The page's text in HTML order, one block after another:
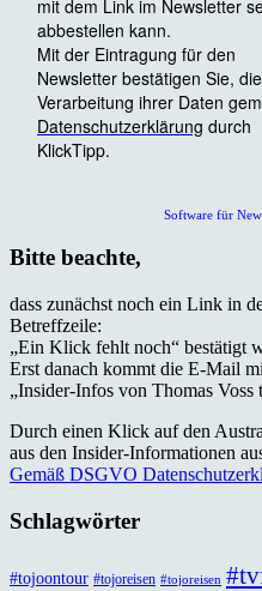
Software für
Bitte beachte,
dass zunächst noch ein Link in
Betreffzeile:
„Ein Klick fehlt noch“ bestätigt
Erst danach kommt die E-Mail
„Insider-Infos von Thomas Voss
Durch einen Klick auf den
aus den Insider-Informationen
Gemäß DSGVO
Schlagwörter
#tojoontour #tojoreisen #tojoreisen